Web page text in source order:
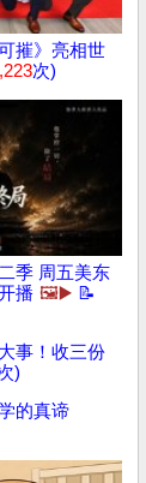
摧》亮相世
次)
季 周五美东
播 🖼️▶️ 📝
事！收三份
)
的真谛